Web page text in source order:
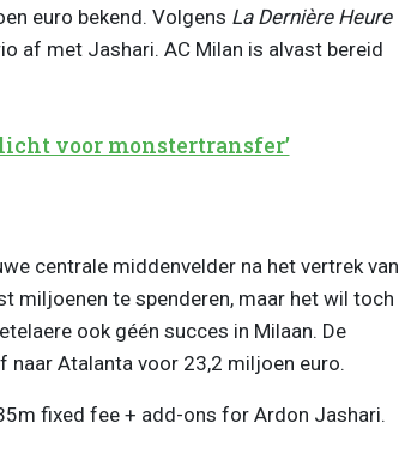
euro bekend. Volgens La Dernière Heure
af met Jashari. AC Milan is alvast bereid
voor monstertransfer’
centrale middenvelder na het vertrek van
miljoenen te spenderen, maar het wil toch
ook géén succes in Milaan. De
naar Atalanta voor 23,2 miljoen euro.
fixed fee + add-ons for Ardon Jashari.